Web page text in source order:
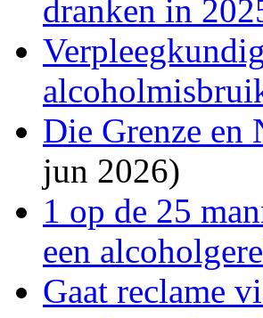
dranken in
Die Grenze en
jun 2026)
1 op de 25
een
Gaat reclame